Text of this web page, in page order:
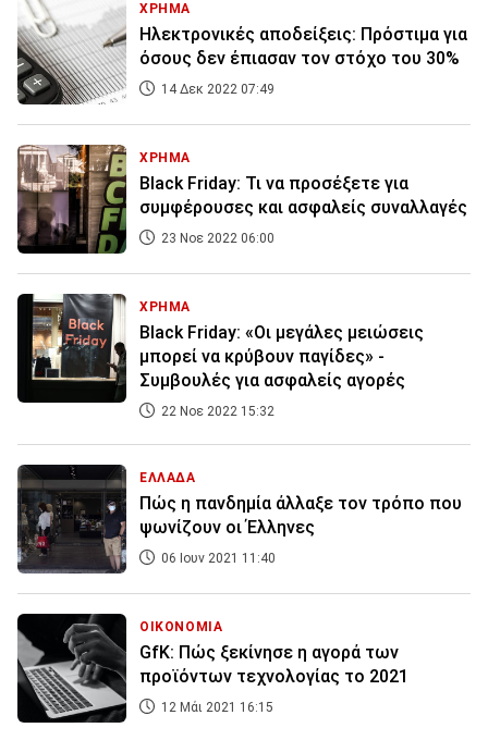
ΧΡΗΜΑ
Ηλεκτρονικές αποδείξεις: Πρόστιμα για
όσους δεν έπιασαν τον στόχο του 30%
14 Δεκ 2022 07:49
ΧΡΗΜΑ
Black Friday: Τι να προσέξετε για
συμφέρουσες και ασφαλείς συναλλαγές
23 Νοε 2022 06:00
ΧΡΗΜΑ
Black Friday: «Οι μεγάλες μειώσεις
μπορεί να κρύβουν παγίδες» -
Συμβουλές για ασφαλείς αγορές
22 Νοε 2022 15:32
ΕΛΛΑΔΑ
Πώς η πανδημία άλλαξε τον τρόπο που
ψωνίζουν οι Έλληνες
06 Ιουν 2021 11:40
ΟΙΚΟΝΟΜΙΑ
GfK: Πώς ξεκίνησε η αγορά των
προϊόντων τεχνολογίας το 2021
12 Μάι 2021 16:15